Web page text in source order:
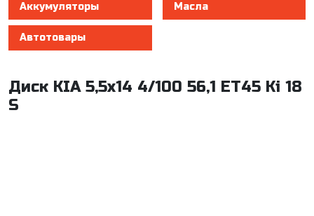
Аккумуляторы Масла
Автотовары
Диск KIA 5,5x14 4/100 56,1 ЕТ45 Ki 18
S